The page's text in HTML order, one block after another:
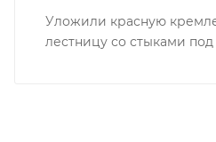
Уложили красную
лестницу со стыками